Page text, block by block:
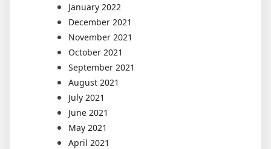
January 2022
December 2021
November 2021
October 2021
September 2021
August 2021
July 2021
June 2021
May 2021
April 2021